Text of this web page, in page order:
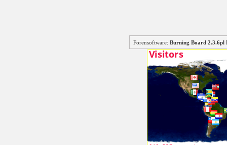
Forensoftware: Burning Board